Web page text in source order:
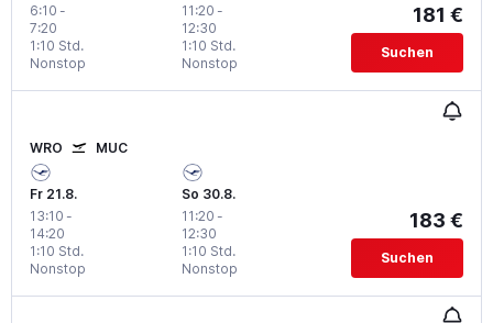
6:10 -
7:20
Nonstop
1:10 Std.
11:20 -
12:30
Nonstop
1:10 Std.
181 €
Suchen
WRO MUC
Fr 21.8.
13:10 -
14:20
Nonstop
1:10 Std.
So 30.8.
11:20 -
12:30
Nonstop
1:10 Std.
183 €
Suchen